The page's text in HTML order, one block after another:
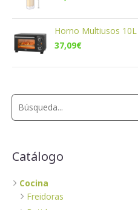
Horno Multiusos 10L
37,09€
Catálogo
Cocina
Freidoras